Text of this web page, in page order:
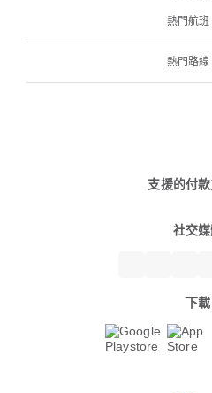
熱門航班
熱門路線
支援的付款
社交
下載